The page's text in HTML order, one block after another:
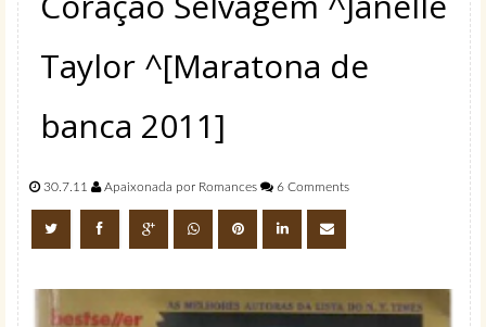
Taylor ^[Maratona de
banca 2011]
30.7.11 Apaixonada por Romances 6 Comments